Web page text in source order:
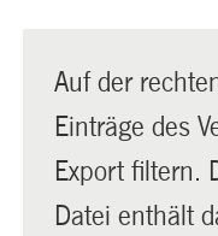
Auf der
Einträge des
Export filtern.
Datei enthält